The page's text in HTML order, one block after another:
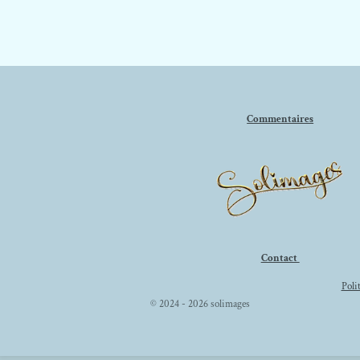
Commentaires
Contact
© 2024 - 2026 solimages